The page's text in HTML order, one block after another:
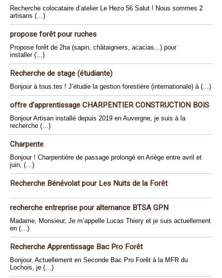
Recherche colocataire d’atelier Le Hezo 56 Salut ! Nous sommes 2
artisans (…)
propose forêt pour ruches
Propose forêt de 2ha (sapin, châtaigniers, acacias...) pour
installer (…)
Recherche de stage (étudiante)
Bonjour à tous.tes ! J’étudie la gestion forestière (internationale) à (…)
offre d’apprentissage CHARPENTIER CONSTRUCTION BOIS
Bonjour Artisan installé depuis 2019 en Auvergne, je suis à la
recherche (…)
Charpente
Bonjour ! Charpentière de passage prolongé en Ariège entre avril et
juin, (…)
Recherche Bénévolat pour Les Nuits de la Forêt
recherche entreprise pour alternance BTSA GPN
Madame, Monsieur, Je m’appelle Lucas Thiery et je suis actuellement
en (…)
Recherche Apprentissage Bac Pro Forêt
Bonjour, Actuellement en Seconde Bac Pro Forêt à la MFR du
Lochois, je (…)